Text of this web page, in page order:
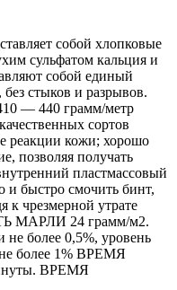
собой хлопковые
сульфатом кальция и
собой единый
стыков и разрывов.
— 440 грамм/метр
сортов
реакции кожи; хорошо
позволяя получать
пластмассовый
и быстро смочить бинт,
к чрезмерной утрате
МАРЛИ 24 грамм/м2.
более 0,5%, уровень
более 1% ВРЕМЯ
ВРЕМЯ